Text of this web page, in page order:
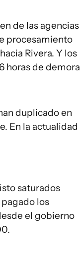
de las agencias
procesamiento
Rivera. Y los
horas de demora
duplicado en
En la actualidad
saturados
los
el gobierno